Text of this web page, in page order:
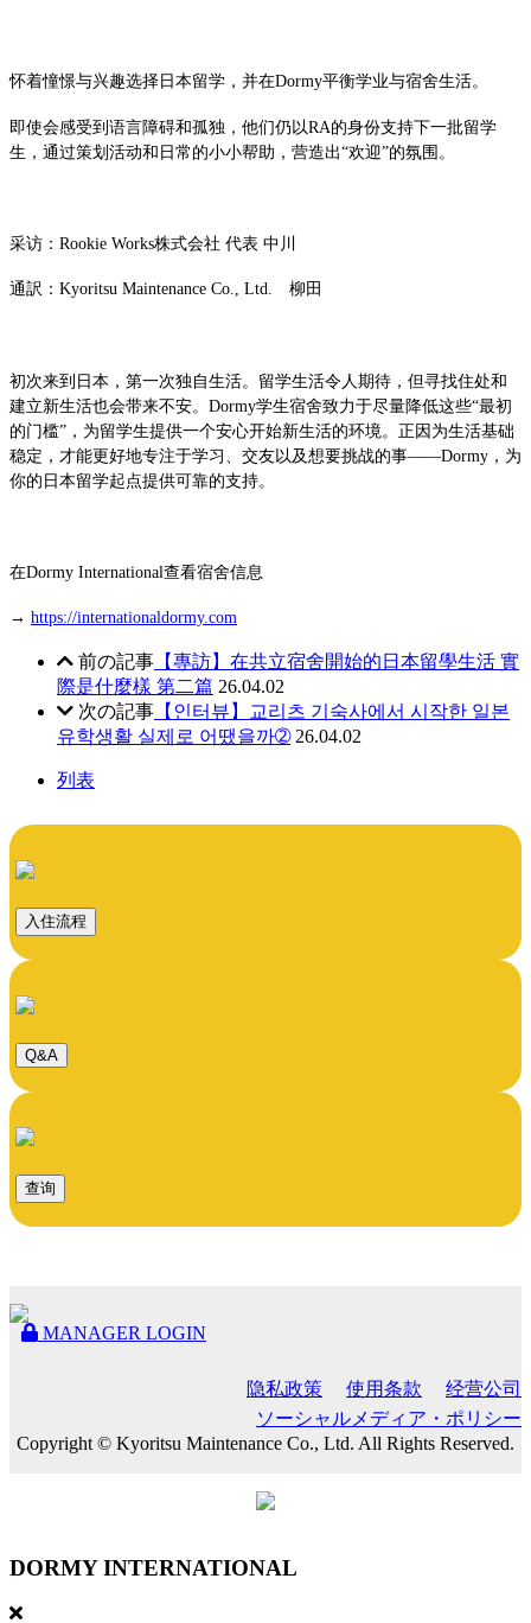
怀着憧憬与兴趣选择日本留学，并在Dormy平衡学业与宿舍生活。
即使会感受到语言障碍和孤独，他们仍以RA的身份支持下一批留学
生，通过策划活动和日常的小小帮助，营造出“欢迎”的氛围。
采访：Rookie Works株式会社 代表 中川
通訳：Kyoritsu Maintenance Co., Ltd. 柳田
初次来到日本，第一次独自生活。留学生活令人期待，但寻找住处和
建立新生活也会带来不安。Dormy学生宿舍致力于尽量降低这些“最初
的门槛”，为留学生提供一个安心开始新生活的环境。正因为生活基础
稳定，才能更好地专注于学习、交友以及想要挑战的事——Dormy，为
你的日本留学起点提供可靠的支持。
在Dormy International查看宿舍信息
→ https://internationaldormy.com
前の記事 【專訪】在共立宿舍開始的日本留學生活 實
際是什麼樣 第二篇 26.04.02
次の記事 【인터뷰】교리츠 기숙사에서 시작한 일본
유학생활 실제로 어땠을까➁ 26.04.02
列表
入住流程
Q&A
查询
MANAGER LOGIN
隐私政策 使用条款
经营公司
ソーシャルメディア・ポリシー
Copyright © Kyoritsu Maintenance Co., Ltd. All Rights Reserved.
DORMY INTERNATIONAL